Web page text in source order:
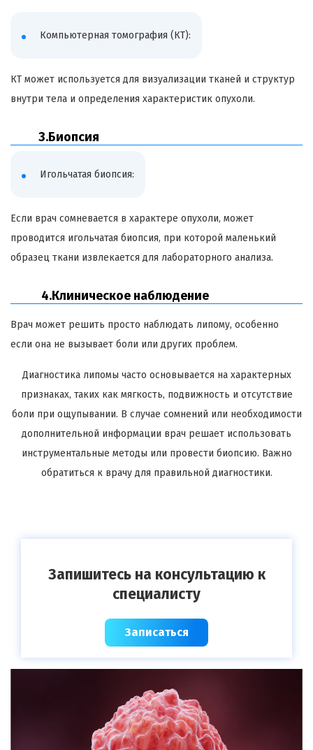
Компьютерная томография (КТ):
КТ может используется для визуализации тканей и структур
внутри тела и определения характеристик опухоли.
3.Биопсия
Игольчатая биопсия:
Если врач сомневается в характере опухоли, может
проводится игольчатая биопсия, при которой маленький
образец ткани извлекается для лабораторного анализа.
4.Клиническое наблюдение
Врач может решить просто наблюдать липому, особенно
если она не вызывает боли или других проблем.
Диагностика липомы часто основывается на характерных
признаках, таких как мягкость, подвижность и отсутствие
боли при ощупывании. В случае сомнений или необходимости
дополнительной информации врач решает использовать
инструментальные методы или провести биопсию. Важно
обратиться к врачу для правильной диагностики.
Запишитесь на консультацию к
специалисту
Записаться